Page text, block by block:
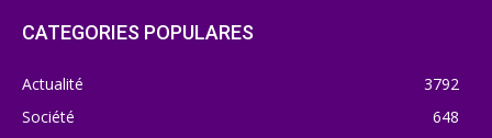
CATEGORIES POPULARES
Actualité
3792
Société
648